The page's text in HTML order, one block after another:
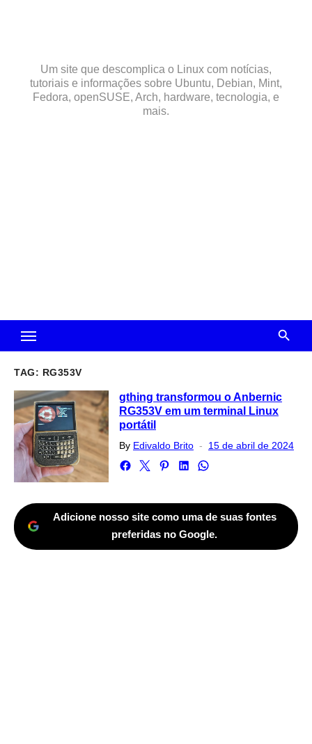
Um site que descomplica o Linux com notícias,
tutoriais e informações sobre Ubuntu, Debian, Mint,
Fedora, openSUSE, Arch, hardware, tecnologia, e
mais.
TAG: RG353V
gthing transformou o Anbernic
RG353V em um terminal Linux
portátil
By Edivaldo Brito
Posted
15 de abril de 2024
Adicione nosso site como uma de suas fontes
preferidas no Google.